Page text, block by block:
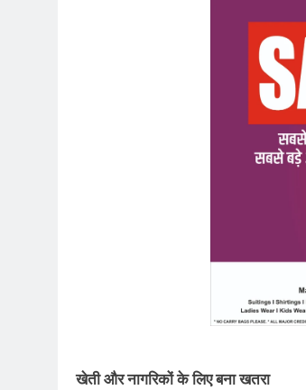
खेती और नागरिकों के लिए बना खतरा